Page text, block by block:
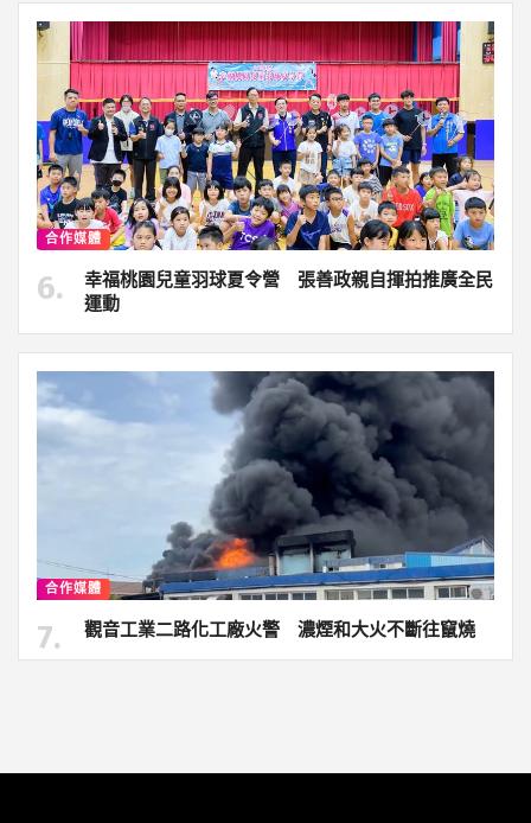
合作媒體
幸福桃園兒童羽球夏令營 張善政親自揮拍推廣全民
運動
合作媒體
觀音工業二路化工廠火警 濃煙和大火不斷往竄燒